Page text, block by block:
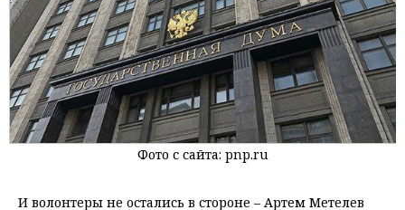
Фото с сайта: pnp.ru
И волонтеры не остались в стороне – Артем Метелев